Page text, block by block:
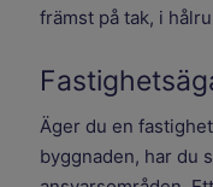
främst på tak, i
Äger du en
byggnaden, har du